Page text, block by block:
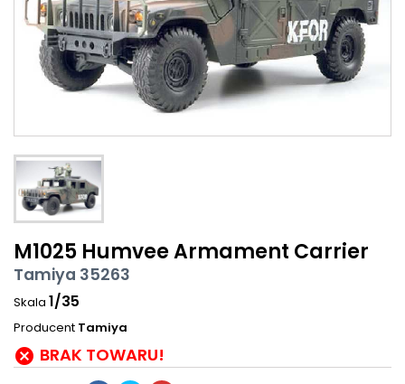
M1025 Humvee Armament Carrier
Tamiya 35263
Skala 1/35
Producent Tamiya
 BRAK TOWARU!